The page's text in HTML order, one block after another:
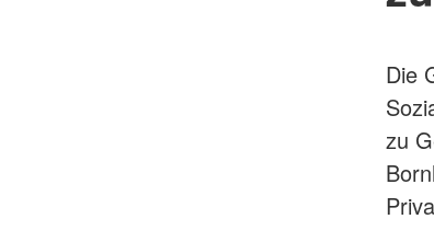
Die
zu